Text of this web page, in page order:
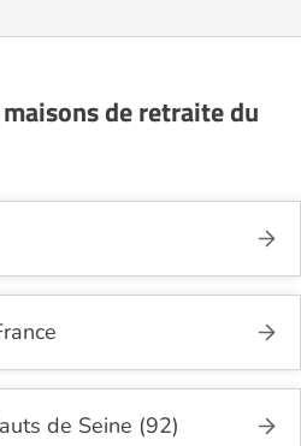
administratives
de retraite du
de Seine (92)